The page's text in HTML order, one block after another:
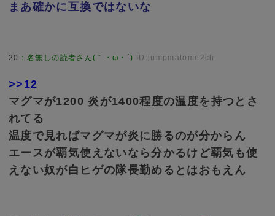
まあ確かに互換ではないな
20 ：名無しの読者さん(｀・ω・´) ID:jumpmatome2ch
>>12
マグマが1200 炎が1400程度の温度を持つとさ
れてる
温度で見ればマグマが炎に勝るのが分からん
エースが覇気使えないなら分かるけど覇気も使
えない奴が白ヒゲの隊長勤めるとはおもえん